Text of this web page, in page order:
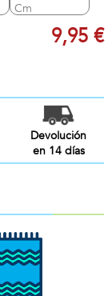
9,95 €
Devolución
en 14 días